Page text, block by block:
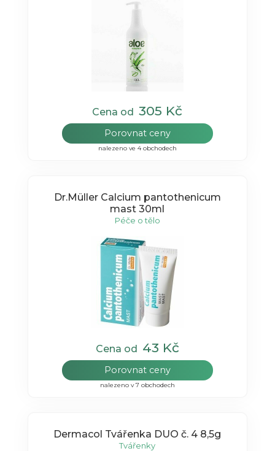
Cena od305 Kč
Porovnat ceny
nalezeno ve 4 obchodech
Dr.Müller Calcium pantothenicum
mast 30ml
Péče o tělo
Cena od 43 Kč
Porovnat ceny
nalezeno v 7 obchodech
Dermacol Tvářenka DUO č. 4 8,5g
Tvářenky